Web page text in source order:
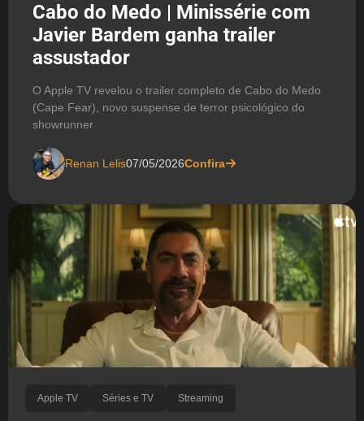
Cabo do Medo | Minissérie com
Javier Bardem ganha trailer
assustador
O Apple TV revelou o trailer completo de Cabo do Medo
(Cape Fear), novo suspense de terror psicológico do
showrunner
Renan Lelis07/05/2026Confira
Apple TV Séries e TV Streaming